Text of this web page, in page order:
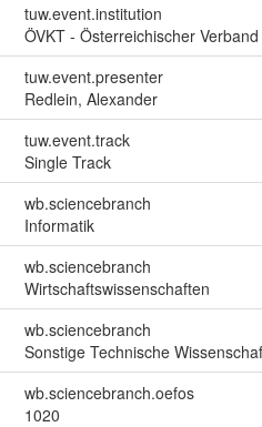
tuw.event.institution
ÖVKT - Österreichischer
tuw.event.presenter
Redlein, Alexander
tuw.event.track
Single Track
wb.sciencebranch
Informatik
wb.sciencebranch
Wirtschaftswissenschaften
wb.sciencebranch
Sonstige Technische
wb.sciencebranch.oefos
1020